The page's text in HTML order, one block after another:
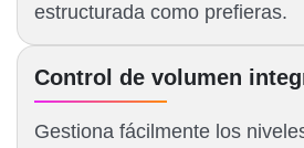
estructurada como prefieras.
Control de volumen
Gestiona fácilmente los